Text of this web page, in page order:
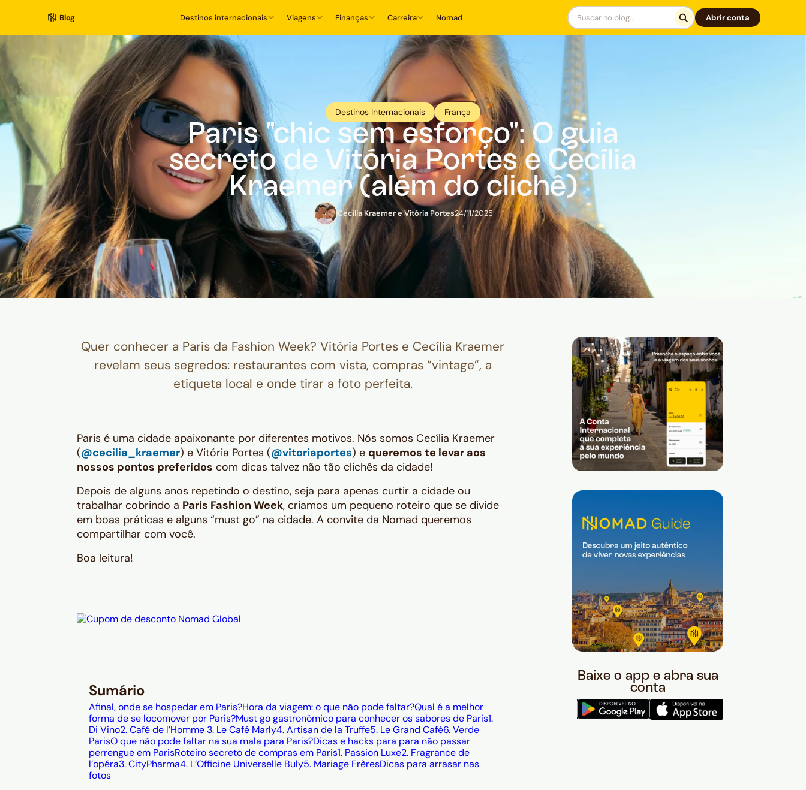
Blog Destinos internacionais Viagens Finanças Carreira Nomad Abrir conta
Destinos Internacionais França
Paris "chic sem esforço": O guia
secreto de Vitória Portes e Cecília
Kraemer (além do clichê)
Cecília Kraemer e Vitória Portes24/11/2025
Quer conhecer a Paris da Fashion Week? Vitória Portes e Cecília Kraemer
revelam seus segredos: restaurantes com vista, compras “vintage”, a
etiqueta local e onde tirar a foto perfeita.
Paris é uma cidade apaixonante por diferentes motivos. Nós somos Cecília Kraemer
(@cecilia_kraemer) e Vitória Portes (@vitoriaportes) e queremos te levar aos
nossos pontos preferidos com dicas talvez não tão clichês da cidade!
Depois de alguns anos repetindo o destino, seja para apenas curtir a cidade ou
trabalhar cobrindo a Paris Fashion Week, criamos um pequeno roteiro que se divide
em boas práticas e alguns “must go” na cidade. A convite da Nomad queremos
compartilhar com você.
Boa leitura!
Sumário
Afinal, onde se hospedar em Paris?Hora da viagem: o que não pode faltar?Qual é a melhor
forma de se locomover por Paris?Must go gastronômico para conhecer os sabores de Paris1.
Di Vino2. Café de l’Homme 3. Le Café Marly4. Artisan de la Truffe5. Le Grand Café6. Verde
ParisO que não pode faltar na sua mala para Paris?Dicas e hacks para para não passar
perrengue em ParisRoteiro secreto de compras em Paris1. Passion Luxe2. Fragrance de
l’opéra3. CityPharma4. L’Officine Universelle Buly5. Mariage FrèresDicas para arrasar nas
fotos
Baixe o app e abra sua
conta